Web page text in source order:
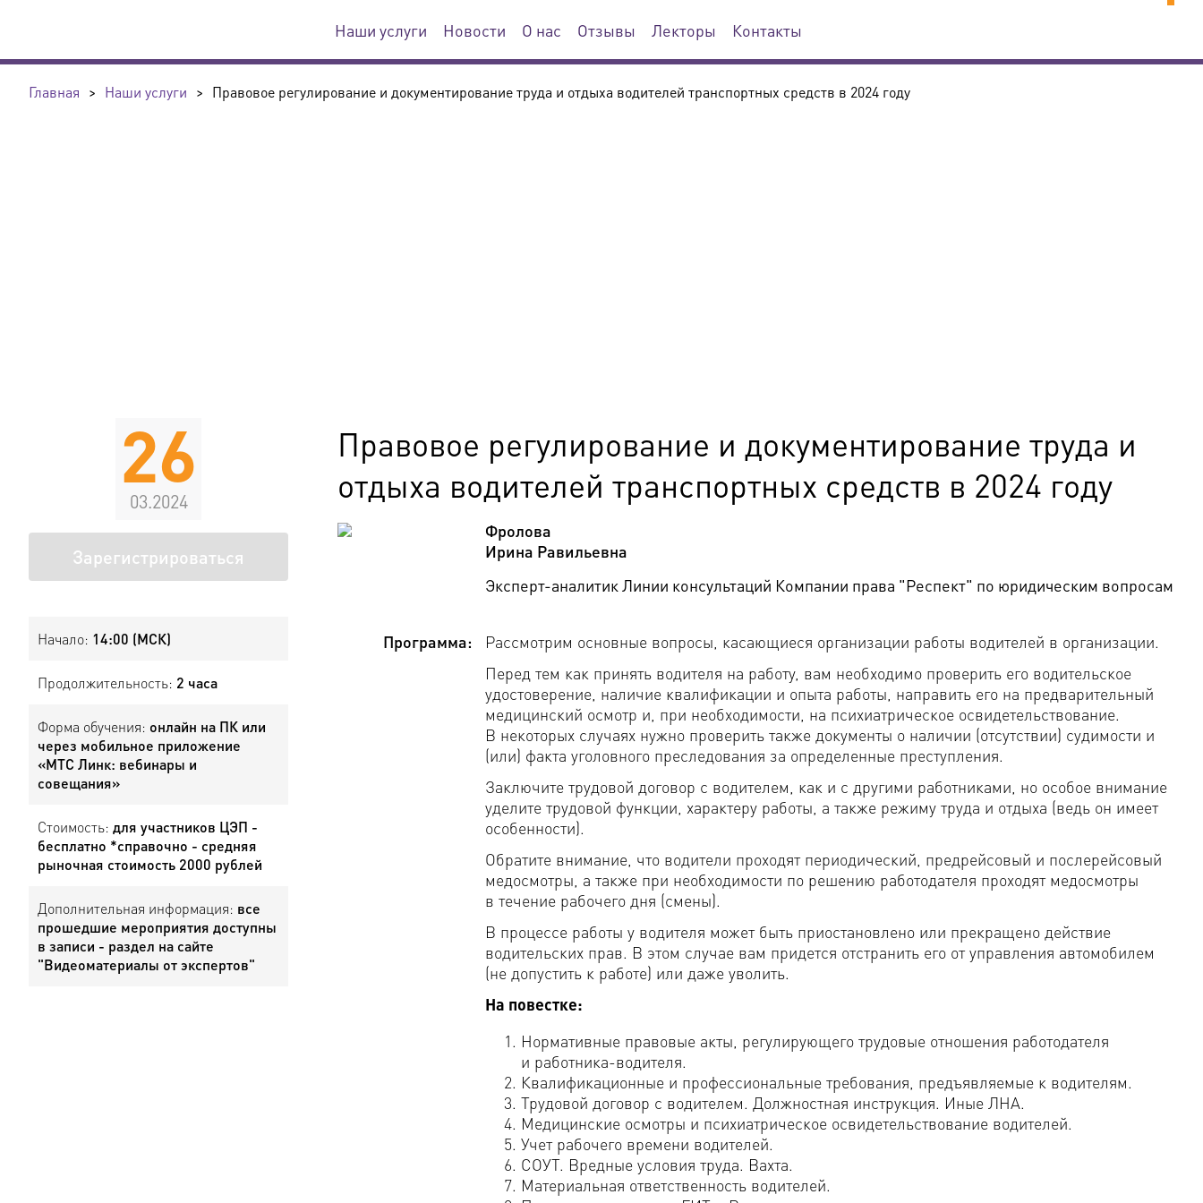
Наши услуги Новости О нас Отзывы Лекторы Контакты
Главная > Наши услуги > Правовое регулирование и документирование труда и отдыха водителей транспортных средств в 2024 году
26
03.2024
Зарегистрироваться
Начало: 14:00 (МСК)
Продолжительность: 2 часа
Форма обучения: онлайн на ПК или
через мобильное приложение
«МТС Линк: вебинары и
совещания»
Стоимость: для участников ЦЭП -
бесплатно *справочно - средняя
рыночная стоимость 2000 рублей
Дополнительная информация: все
прошедшие мероприятия доступны
в записи - раздел на сайте
"Видеоматериалы от экспертов"
Правовое регулирование и документирование труда и
отдыха водителей транспортных средств в 2024 году
Фролова
Ирина Равильевна
Эксперт-аналитик Линии консультаций Компании права "Респект" по юридическим вопросам
Программа:
Рассмотрим основные вопросы, касающиеся организации работы водителей в организации.
Перед тем как принять водителя на работу, вам необходимо проверить его водительское
удостоверение, наличие квалификации и опыта работы, направить его на предварительный
медицинский осмотр и, при необходимости, на психиатрическое освидетельствование.
В некоторых случаях нужно проверить также документы о наличии (отсутствии) судимости и
(или) факта уголовного преследования за определенные преступления.
Заключите трудовой договор с водителем, как и с другими работниками, но особое внимание
уделите трудовой функции, характеру работы, а также режиму труда и отдыха (ведь он имеет
особенности).
Обратите внимание, что водители проходят периодический, предрейсовый и послерейсовый
медосмотры, а также при необходимости по решению работодателя проходят медосмотры
в течение рабочего дня (смены).
В процессе работы у водителя может быть приостановлено или прекращено действие
водительских прав. В этом случае вам придется отстранить его от управления автомобилем
(не допустить к работе) или даже уволить.
На повестке:
Нормативные правовые акты, регулирующего трудовые отношения работодателя
и работника-водителя.
Квалификационные и профессиональные требования, предъявляемые к водителям.
Трудовой договор с водителем. Должностная инструкция. Иные ЛНА.
Медицинские осмотры и психиатрическое освидетельствование водителей.
Учет рабочего времени водителей.
СОУТ. Вредные условия труда. Вахта.
Материальная ответственность водителей.